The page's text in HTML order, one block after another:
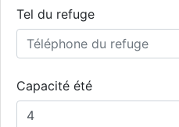
Tel du refuge
Capacité été